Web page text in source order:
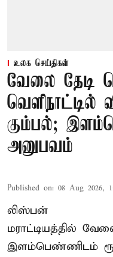
உலக செய்திகள்
வேலை தேடி
வெளிநாட்டில்
கும்பல்;
அனுபவம்
Published on: 08 Aug 2026,
லிஸ்பன்
மராட்டியத்தில்
இளம்பெண்ணிடம்